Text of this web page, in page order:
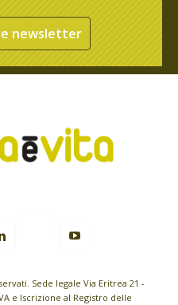
newsletter
Sede legale Via Eritrea 21 -
e Iscrizione al Registro delle